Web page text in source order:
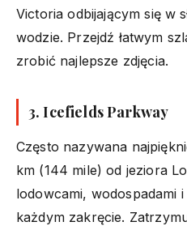
Victoria odbijającym się w
wodzie. Przejdź łatwym
zrobić najlepsze zdjęcia.
3.Icefields Parkway
Często nazywana
km (144 mile) od jeziora
lodowcami, wodospadami
każdym zakręcie.